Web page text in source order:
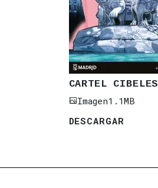
CARTEL CIBELES
Imagen1.1MB
DESCARGAR